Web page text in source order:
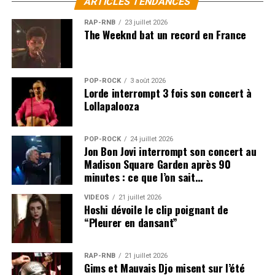
Crédit photo : @MJF – Marc Ducrest
Programme Montreux Jazz
Festival 2023 : Des shows multi-
générationnels à découvrir…
Plusieurs soirées de l’Auditorium Stravinskiexplorent
un genre musical à travers la rencontre entre deux
générations. Du côté soul-jazz, la légendaire
Staplescélébrera ses 84 ans le jour-même de son
concert avec son amieNorah Jones, de retour à
Montreux 13 ans après sa dernière venue. Les deux
femmes ont collaboré à plusieurs reprises, en studio ou
RAP-RNB 23 juillet 2026
The Weeknd bat un record en France
POP-ROCK 3 août 2026
Lorde interrompt 3 fois son concert à
Lollapalooza
POP-ROCK 24 juillet 2026
Jon Bon Jovi interrompt son concert au
Madison Square Garden après 90
minutes : ce que l’on sait…
VIDEOS 21 juillet 2026
Hoshi dévoile le clip poignant de
“Pleurer en dansant”
RAP-RNB 21 juillet 2026
Gims et Mauvais Djo misent sur l’été